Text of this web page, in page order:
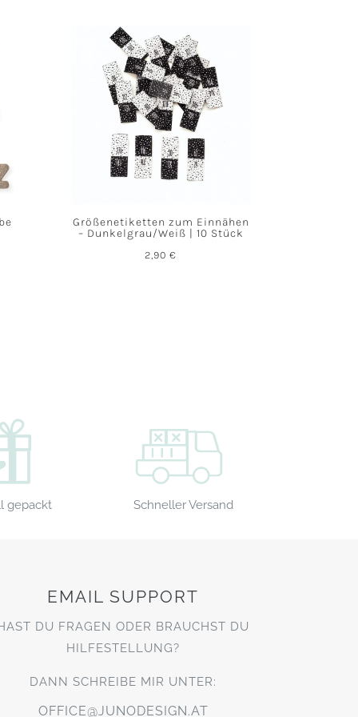
Größenetiketten zum Einnähen
– Dunkelgrau/Weiß | 10 Stück
2,90€
gepackt Schneller Versand
EMAIL SUPPORT
DU FRAGEN ODER BRAUCHST DU
HILFESTELLUNG?
DANN SCHREIBE MIR UNTER:
OFFICE@JUNODESIGN.AT